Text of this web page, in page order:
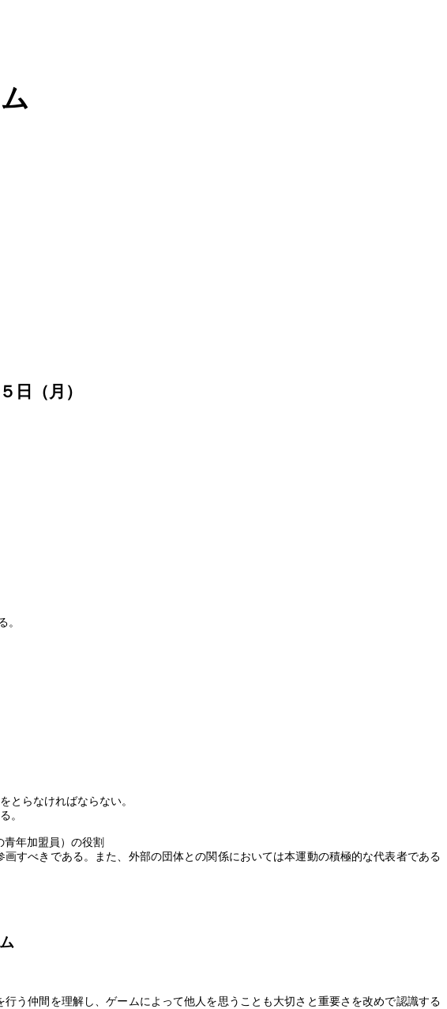
日（月）
。
とらなければならない。
。
年加盟員）の役割
すべきである。また、外部の団体との関係においては本運動の積極的な代表者である
う仲間を理解し、ゲームによって他人を思うことも大切さと重要さを改めで認識する